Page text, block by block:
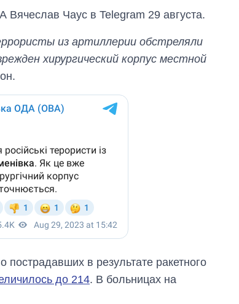
Чаус в Telegram 29 августа.
из артиллерии обстреляли
хирургический корпус местной
пострадавших в результате ракетного
до 214. В больницах на
танков продала
Украина за годы
независимости